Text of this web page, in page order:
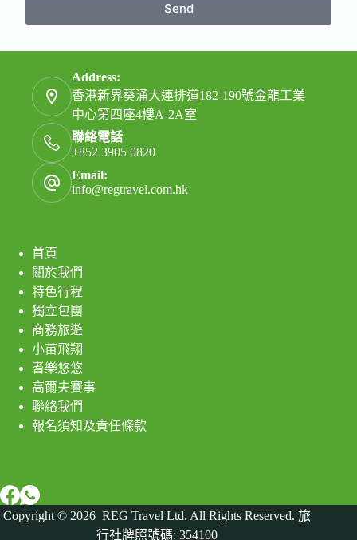
Send
Address:
香港新界葵涌大連排道182-190號金龍工業
中心第四座4樓A-2A室
聯絡電話
+852 3905 0820
Email:
info@regtravel.com.hk
首頁
關於我們
特色行程
獨立包團
商務旅遊
小苗飛翔
耆樂悠悠
高爾夫賽事
聯絡我們
報名須知及責任條款
Copyright © 2026REG Travel Ltd. All Rights Reserved.旅
行社牌照號碼: 354100